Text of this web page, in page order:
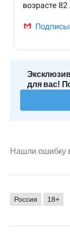
для вас!
Нашли ошибку
Россия 18+